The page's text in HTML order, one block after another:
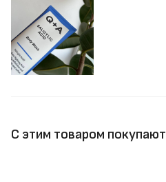
С этим товаром покупают